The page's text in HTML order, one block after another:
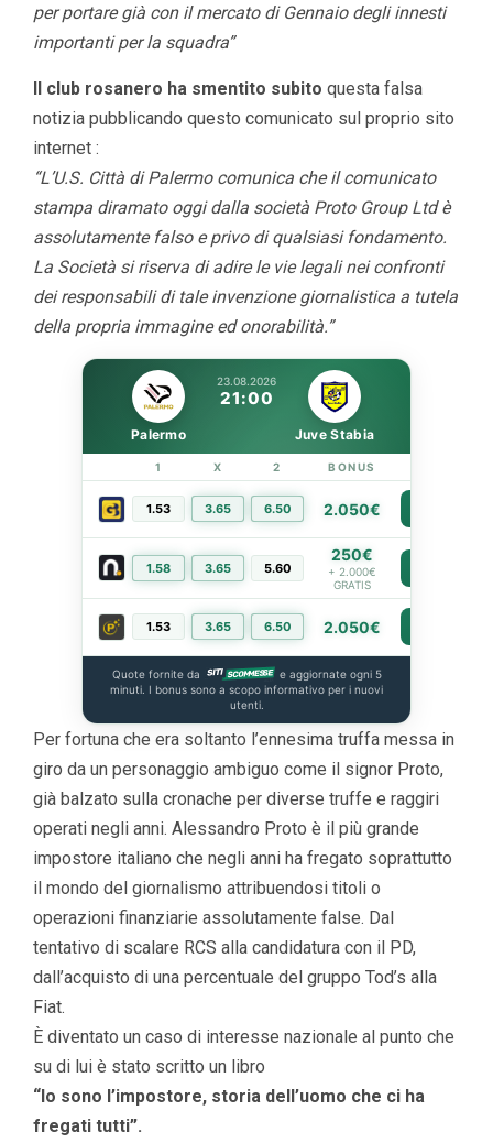
per portare già con il mercato di Gennaio degli innesti
importanti per la squadra”
Il club rosanero ha smentito subito questa falsa
notizia pubblicando questo comunicato sul proprio sito
internet :
“L’U.S. Città di Palermo comunica che il comunicato
stampa diramato oggi dalla società Proto Group Ltd è
assolutamente falso e privo di qualsiasi fondamento.
La Società si riserva di adire le vie legali nei confronti
dei responsabili di tale invenzione giornalistica a tutela
della propria immagine ed onorabilità.”
23.08.2026
21:00
Palermo Juve Stabia
1 X 2 BONUS
1.53 3.65 6.50 2.050€
1.58 3.65 5.60
250€
+ 2.000€
GRATIS
1.53 3.65 6.50 2.050€
Quote fornite da
e aggiornate ogni 5
minuti. I bonus sono a scopo informativo per i nuovi
utenti.
Per fortuna che era soltanto l’ennesima truffa messa in
giro da un personaggio ambiguo come il signor Proto,
già balzato sulla cronache per diverse truffe e raggiri
operati negli anni. Alessandro Proto è il più grande
impostore italiano che negli anni ha fregato soprattutto
il mondo del giornalismo attribuendosi titoli o
operazioni finanziarie assolutamente false. Dal
tentativo di scalare RCS alla candidatura con il PD,
dall’acquisto di una percentuale del gruppo Tod’s alla
Fiat.
È diventato un caso di interesse nazionale al punto che
su di lui è stato scritto un libro
“Io sono l’impostore, storia dell’uomo che ci ha
fregati tutti”.